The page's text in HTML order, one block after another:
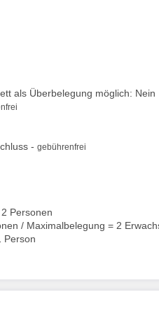
als Überbelegung möglich: Nein
- gebührenfrei
Personen
/ Maximalbelegung = 2
Person